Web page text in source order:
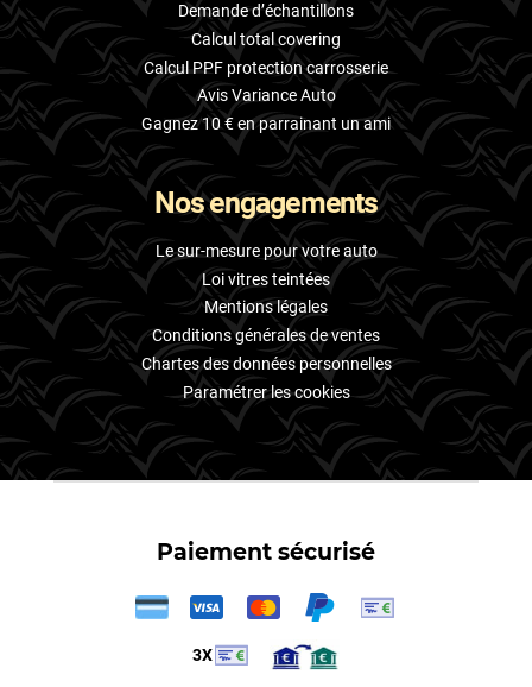
Demande d’échantillons
Calcul total covering
Calcul PPF protection carrosserie
Avis Variance Auto
Gagnez 10 € en parrainant un ami
Nos engagements
Le sur-mesure pour votre auto
Loi vitres teintées
Mentions légales
Conditions générales de ventes
Chartes des données personnelles
Paramétrer les cookies
Paiement sécurisé
3X